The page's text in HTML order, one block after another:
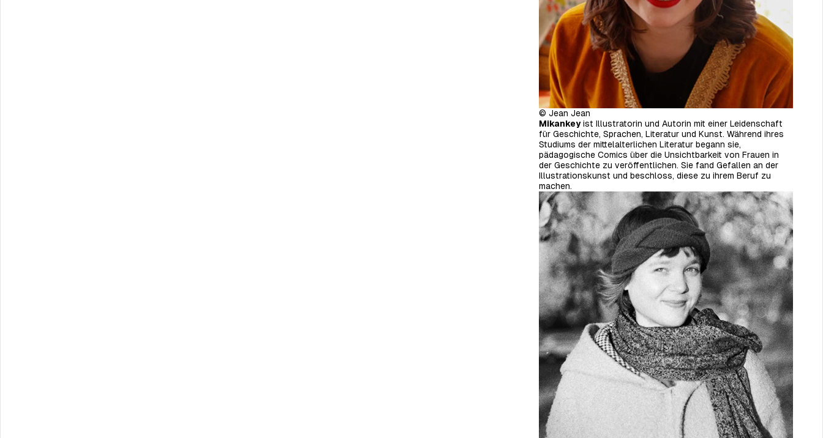
© Jean Jean
Mikankeyist Illustratorin und Autorin mit einer Leidenschaft
für Geschichte, Sprachen, Literatur und Kunst. Während ihres
Studiums der mittelalterlichen Literatur begann sie,
pädagogische Comics über die Unsichtbarkeit von Frauen in
der Geschichte zu veröffentlichen. Sie fand Gefallen an der
Illustrationskunst und beschloss, diese zu ihrem Beruf zu
machen.